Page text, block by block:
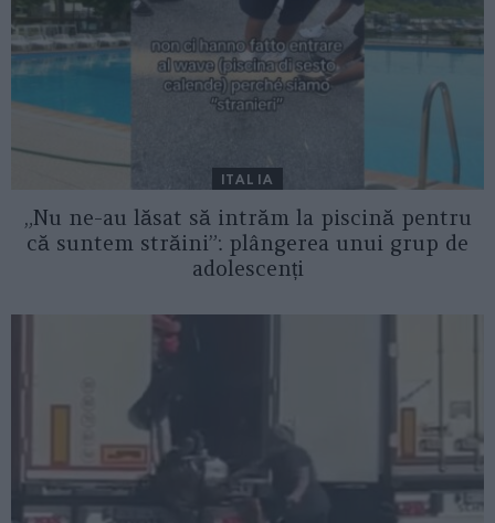
ITALIA
„Nu ne-au lăsat să intrăm la piscină pentru
că suntem străini”: plângerea unui grup de
adolescenți